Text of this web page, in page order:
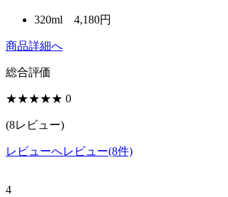
320ml 4,180円
商品詳細へ
総合評価
★★★★★ 0
(8レビュー)
レビューへレビュー(8件)
4